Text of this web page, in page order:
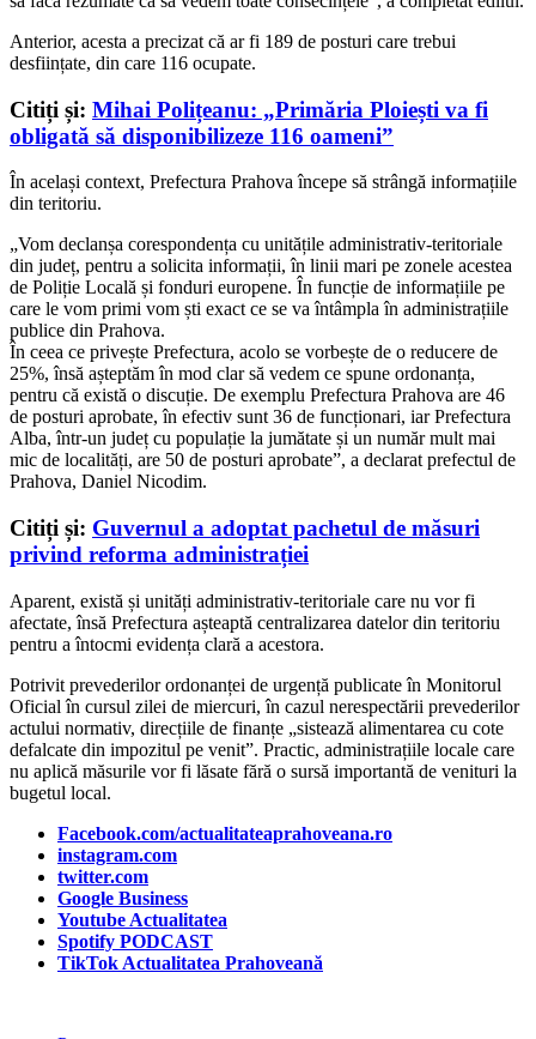
Anterior, acesta a precizat că ar fi 189 de posturi care trebui
desființate, din care 116 ocupate.
Citiți și: Mihai Polițeanu: „Primăria Ploiești va fi
obligată să disponibilizeze 116 oameni”
În același context, Prefectura Prahova începe să strângă informațiile
din teritoriu.
„Vom declanșa corespondența cu unitățile administrativ-teritoriale
din județ, pentru a solicita informații, în linii mari pe zonele acestea
de Poliție Locală și fonduri europene. În funcție de informațiile pe
care le vom primi vom ști exact ce se va întâmpla în administrațiile
publice din Prahova.
În ceea ce privește Prefectura, acolo se vorbește de o reducere de
25%, însă așteptăm în mod clar să vedem ce spune ordonanța,
pentru că există o discuție. De exemplu Prefectura Prahova are 46
de posturi aprobate, în efectiv sunt 36 de funcționari, iar Prefectura
Alba, într-un județ cu populație la jumătate și un număr mult mai
mic de localități, are 50 de posturi aprobate”, a declarat prefectul de
Prahova, Daniel Nicodim.
Citiți și: Guvernul a adoptat pachetul de măsuri
privind reforma administrației
Aparent, există și unități administrativ-teritoriale care nu vor fi
afectate, însă Prefectura așteaptă centralizarea datelor din teritoriu
pentru a întocmi evidența clară a acestora.
Potrivit prevederilor ordonanței de urgență publicate în Monitorul
Oficial în cursul zilei de miercuri, în cazul nerespectării prevederilor
actului normativ, direcțiile de finanțe „sistează alimentarea cu cote
defalcate din impozitul pe venit”. Practic, administrațiile locale care
nu aplică măsurile vor fi lăsate fără o sursă importantă de venituri la
bugetul local.
Facebook.com/actualitateaprahoveana.ro
instagram.com
twitter.com
Google Business
Youtube Actualitatea
Spotify PODCAST
TikTok Actualitatea Prahoveană